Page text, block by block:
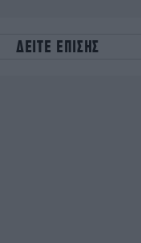
ΔΕΙΤΕ ΕΠΙΣΗΣ